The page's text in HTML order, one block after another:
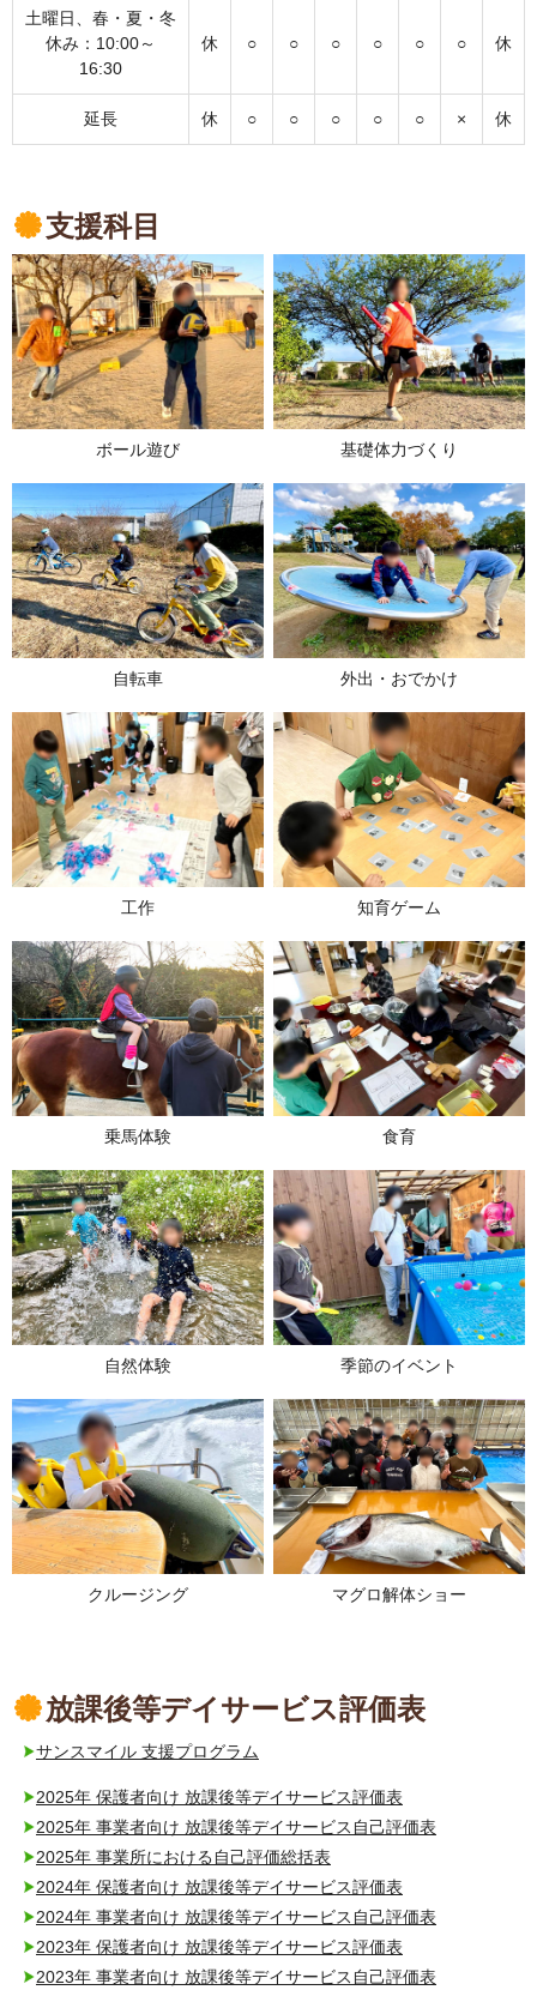
土曜日、春・夏・冬
休み：10:00～
16:30
休 ○ ○ ○ ○ ○ ○ 休
延長 休 ○ ○ ○ ○ ○ × 休
支援科目
ボール遊び 基礎体力づくり
自転車 外出・おでかけ
工作 知育ゲーム
乗馬体験 食育
自然体験 季節のイベント
クルージング マグロ解体ショー
放課後等デイサービス評価表
サンスマイル 支援プログラム
2025年 保護者向け 放課後等デイサービス評価表
2025年 事業者向け 放課後等デイサービス自己評価表
2025年 事業所における自己評価総括表
2024年 保護者向け 放課後等デイサービス評価表
2024年 事業者向け 放課後等デイサービス自己評価表
2023年 保護者向け 放課後等デイサービス評価表
2023年 事業者向け 放課後等デイサービス自己評価表